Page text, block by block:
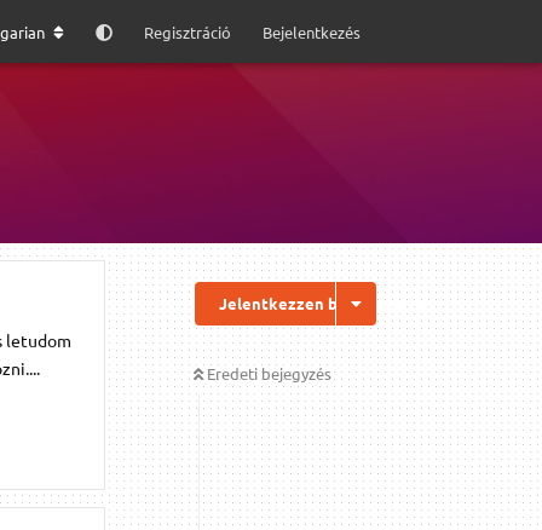
Regisztráció Bejelentkezés
Jelentkezzen be a válaszhoz
Eredeti bejegyzés
letudom